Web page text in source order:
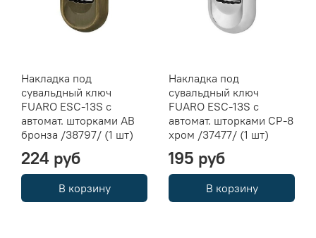
Накладка под
сувальдный ключ
FUARO ESC-13S с
автомат. шторками AB
бронза /38797/ (1 шт)
224 руб
В корзину
Накладка под
сувальдный ключ
FUARO ESC-13S с
автомат. шторками CP-8
хром /37477/ (1 шт)
195 руб
В корзину